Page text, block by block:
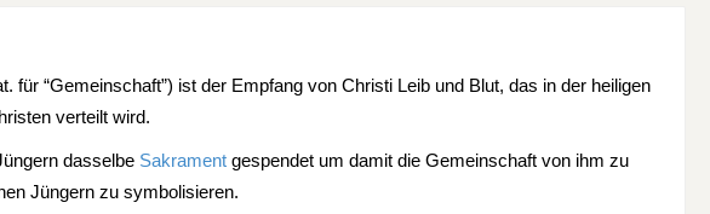
für “Gemeinschaft”) ist der Empfang von Christi Leib und Blut, das in der heiligen
verteilt wird.
dasselbe Sakrament gespendet um damit die Gemeinschaft von ihm zu
Jüngern zu symbolisieren.